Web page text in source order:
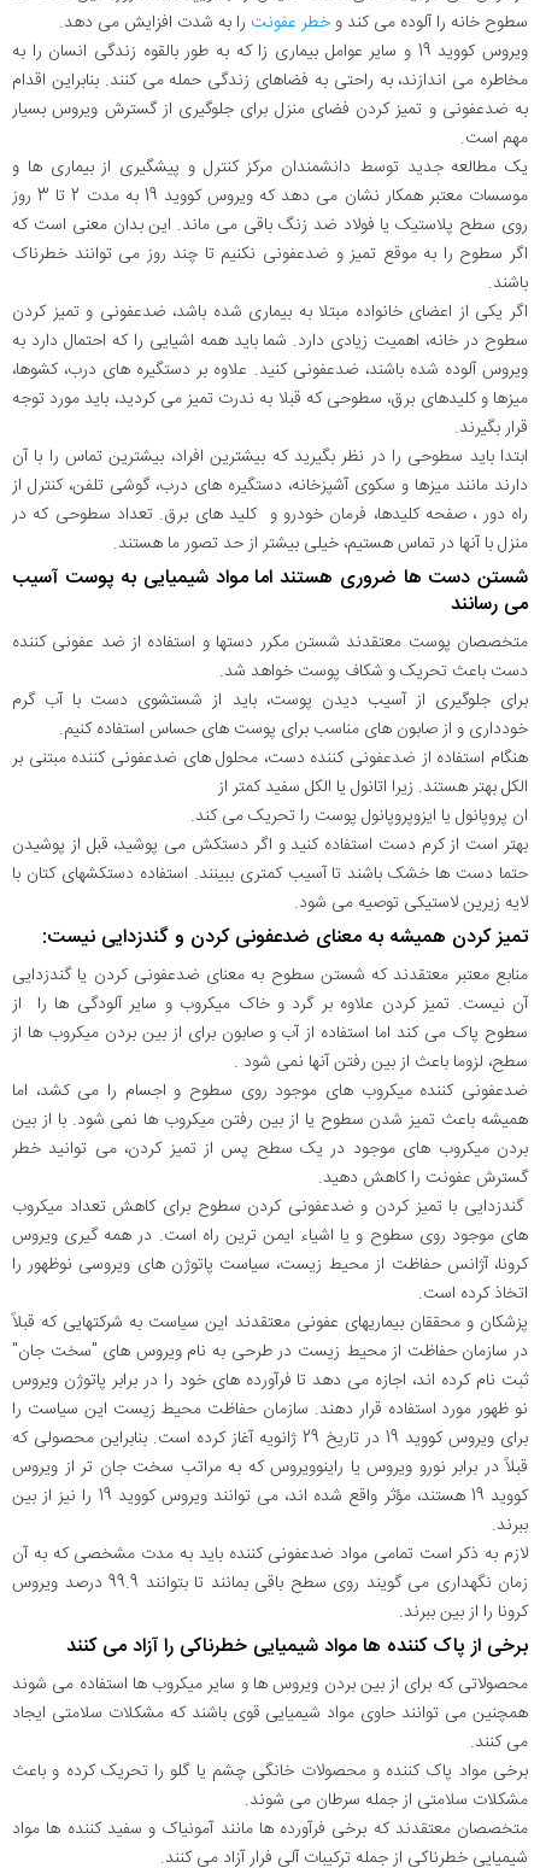
سطوح خانه را آلوده می کند و خطر عفونت را به شدت افزایش می دهد.
ویروس کووید 19 و سایر عوامل بیماری زا که به طور بالقوه زندگی انسان را به
مخاطره می اندازند، به راحتی به فضاهای زندگی حمله می کنند. بنابراین اقدام
به ضدعفونی و تمیز کردن فضای منزل برای جلوگیری از گسترش ویروس بسیار
مهم است.
یک مطالعه جدید توسط دانشمندان مرکز کنترل و پیشگیری از بیماری ها و
موسسات معتبر همکار نشان می دهد که ویروس کووید 19 به مدت 2 تا 3 روز
روی سطح پلاستیک یا فولاد ضد زنگ باقی می ماند. این بدان معنی است که
اگر سطوح را به موقع تمیز و ضدعفونی نکنیم تا چند روز می توانند خطرناک
باشند.
اگر یکی از اعضای خانواده مبتلا به بیماری شده باشد، ضدعفونی و تمیز کردن
سطوح در خانه، اهمیت زیادی دارد. شما باید همه اشیایی را که احتمال دارد به
ویروس آلوده شده باشند، ضدعفونی کنید. علاوه بر دستگیره های درب، کشوها،
میزها و کلیدهای برق، سطوحی که قبلا به ندرت تمیز می کردید، باید مورد توجه
قرار بگیرند.
ابتدا باید سطوحی را در نظر بگیرید که بیشترین افراد، بیشترین تماس را با آن
دارند مانند میزها و سکوی آشپزخانه، دستگیره های درب، گوشی تلفن، کنترل از
راه دور ، صفحه کلیدها، فرمان خودرو و کلید های برق. تعداد سطوحی که در
منزل با آنها در تماس هستیم، خیلی بیشتر از حد تصور ما هستند.
شستن دست ها ضروری هستند اما مواد شیمیایی به پوست آسیب
می رسانند
متخصصان پوست معتقدند شستن مکرر دستها و استفاده از ضد عفونی کننده
دست باعث تحریک و شکاف پوست خواهد شد.
برای جلوگیری از آسیب دیدن پوست، باید از شستشوی دست با آب گرم
خودداری و از صابون های مناسب برای پوست های حساس استفاده کنیم.
هنگام استفاده از ضدعفونی کننده دست، محلول های ضدعفونی کننده مبتنی بر
الکل بهتر هستند. زیرا اتانول یا الکل سفید کمتر از
ان پروپانول یا ایزوپروپانول پوست را تحریک می کند.
بهتر است از کرم دست استفاده کنید و اگر دستکش می پوشید، قبل از پوشیدن
حتما دست ها خشک باشند تا آسیب کمتری ببینند. استفاده دستکشهای کتان با
لایه زیرین لاستیکی توصیه می شود.
تمیز کردن همیشه به معنای ضدعفونی کردن و گندزدایی نیست:
منابع معتبر معتقدند که شستن سطوح به معنای ضدعفونی کردن یا گندزدایی
آن نیست. تمیز کردن علاوه بر گرد و خاک میکروب و سایر آلودگی ها را از
سطوح پاک می کند اما استفاده از آب و صابون برای از بین بردن میکروب ها از
سطح، لزوما باعث از بین رفتن آنها نمی شود .
ضدعفونی کننده میکروب های موجود روی سطوح و اجسام را می کشد، اما
همیشه باعث تمیز شدن سطوح یا از بین رفتن میکروب ها نمی شود. با از بین
بردن میکروب های موجود در یک سطح پس از تمیز کردن، می توانید خطر
گسترش عفونت را کاهش دهید.
گندزدایی با تمیز کردن و ضدعفونی کردن سطوح برای کاهش تعداد میکروب
های موجود روی سطوح و یا اشیاء ایمن ترین راه است. در همه گیری ویروس
کرونا، آژانس حفاظت از محیط زیست، سیاست پاتوژن های ویروسی نوظهور را
اتخاذ کرده است.
پزشکان و محققان بیماریهای عفونی معتقدند این سیاست به شرکتهایی که قبلاً
در سازمان حفاظت از محیط زیست در طرحی به نام ویروس های "سخت جان"
ثبت نام کرده اند، اجازه می دهد تا فرآورده های خود را در برابر پاتوژن ویروس
نو ظهور مورد استفاده قرار دهند. سازمان حفاظت محیط زیست این سیاست را
برای ویروس کووید 19 در تاریخ 29 ژانویه آغاز کرده است. بنابراین محصولی که
قبلاً در برابر نورو ویروس یا راینوویروس که به مراتب سخت جان تر از ویروس
کووید 19 هستند، مؤثر واقع شده اند، می توانند ویروس کووید 19 را نیز از بین
ببرند.
لازم به ذکر است تمامی مواد ضدعفونی کننده باید به مدت مشخصی که به آن
زمان نگهداری می گویند روی سطح باقی بمانند تا بتوانند 99.9 درصد ویروس
کرونا را از بین ببرند.
برخی از پاک کننده ها مواد شیمیایی خطرناکی را آزاد می کنند
محصولاتی که برای از بین بردن ویروس ها و سایر میکروب ها استفاده می شوند
همچنین می توانند حاوی مواد شیمیایی قوی باشند که مشکلات سلامتی ایجاد
می کنند.
برخی مواد پاک کننده و محصولات خانگی چشم یا گلو را تحریک کرده و باعث
مشکلات سلامتی از جمله سرطان می شوند.
متخصصان معتقدند که برخی فرآورده ها مانند آمونیاک و سفید کننده ها مواد
شیمیایی خطرناکی از جمله ترکیبات آلی فرار آزاد می کنند.